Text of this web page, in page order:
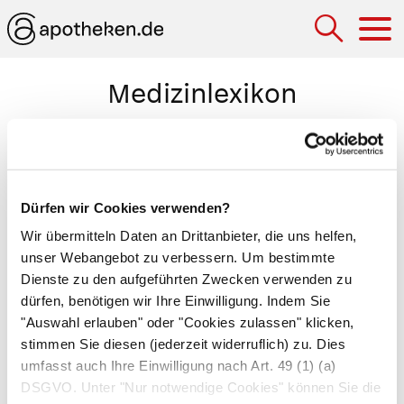
Dürfen wir Cookies verwenden?
Wir übermitteln Daten an Drittanbieter, die uns helfen,
unser Webangebot zu verbessern. Um bestimmte
Dienste zu den aufgeführten Zwecken verwenden zu
dürfen, benötigen wir Ihre Einwilligung. Indem Sie
"Auswahl erlauben" oder "Cookies zulassen" klicken,
stimmen Sie diesen (jederzeit widerruflich) zu. Dies
umfasst auch Ihre Einwilligung nach Art. 49 (1) (a)
DSGVO. Unter "Nur notwendige Cookies" können Sie die
Medizinlexikon
bei der ärztlichen Untersuchung. Die
entsteht durch das Zusammenziehen der
Herzkammermuskulatur. Ein harter Puls deutet
aufBluthochdruckoderArteriosklerose, ein
weicher Puls aufniedrigen Blutdruck, Fieber
oderHerzinsuffizienz hin. DiePulsfüllungist
abhängig von der Menge des ausgestoßenen
Blutes und der Elastizität der Arterienwände. Bei